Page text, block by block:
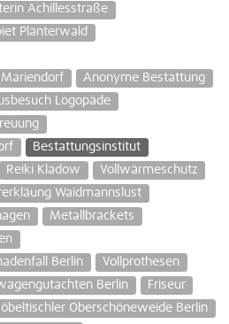
Achillesstraße
Plänterwald
Anonyme Bestattung
Logopäde
Bestattungsinstitut
Reiki Kladow
Vollwärmeschutz
Waidmannslust
Metallbrackets
Berlin
Vollprothesen
Berlin
Friseur
Oberschöneweide Berlin